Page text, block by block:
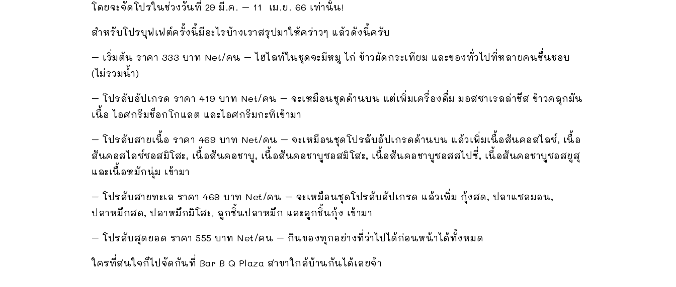
โดยจะจัดโปรในช่วงวันที่ 29 มี.ค. – 11 เม.ย. 66 เท่านั้น!
สำหรับโปรบุฟเฟต์ครั้งนี้มีอะไรบ้างเราสรุปมาให้คร่าวๆ แล้วดังนี้ครับ
– เริ่มต้น ราคา 333 บาท Net/คน – ไฮไลท์ในชุดจะมีหมู ไก่ ข้าวผัดกระเทียม และของทั่วไปที่หลายคนชื่นชอบ
(ไม่รวมน้ำ)
– โปรลับอัปเกรด ราคา 419 บาท Net/คน – จะเหมือนชุดด้านบน แต่เพิ่มเครื่องดื่ม มอสซาเรลล่าชีส ข้าวคลุกมัน
เนื้อ ไอศกรีมช็อกโกแลต และไอศกรีมกะทิเข้ามา
– โปรลับสายเนื้อ ราคา 469 บาท Net/คน – จะเหมือนชุดโปรลับอัปเกรดด้านบน แล้วเพิ่มเนื้อสันคอสไลซ์, เนื้อ
สันคอสไลซ์ซอสมิโสะ, เนื้อสันคอชาบู, เนื้อสันคอชาบูซอสมิโสะ, เนื้อสันคอชาบูซอสสไปซี่, เนื้อสันคอชาบูซอสยูสุ
และเนื้อหมักนุ่ม เข้ามา
– โปรลับสายทะเล ราคา 469 บาท Net/คน – จะเหมือนชุดโปรลับอัปเกรด แล้วเพิ่ม กุ้งสด, ปลาแซลมอน,
ปลาหมึกสด, ปลาหมึกมิโสะ, ลูกชิ้นปลาหมึก และลูกชิ้นกุ้ง เข้ามา
– โปรลับสุดยอด ราคา 555 บาท Net/คน – กินของทุกอย่างที่ว่าไปได้ก่อนหน้าได้ทั้งหมด
ใครที่สนใจก็ไปจัดกันที่ Bar B Q Plaza สาขาใกล้บ้านกันได้เลยจ้า